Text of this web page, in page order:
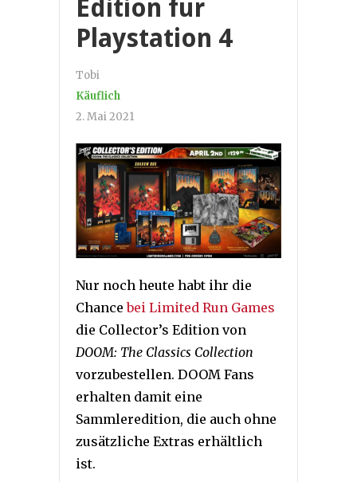
Edition für
Playstation 4
Tobi
Käuflich
2. Mai 2021
Nur noch heute habt ihr die
Chancebei Limited Run Games
die Collector’s Edition von
DOOM: The Classics Collection
vorzubestellen. DOOM Fans
erhalten damit eine
Sammleredition, die auch ohne
zusätzliche Extras erhältlich
ist.